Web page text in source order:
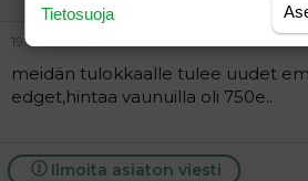
19.12.2004
meidän tulokkaalle tulee uudet
edget,hintaa vaunuilla oli 750e..
Ilmoita asiaton viesti
Tietosuoja